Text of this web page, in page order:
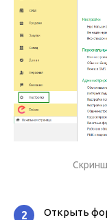
2 Открыть